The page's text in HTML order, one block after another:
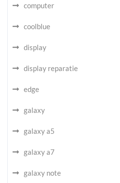
computer
coolblue
display
display reparatie
edge
galaxy
galaxy a5
galaxy a7
galaxy note